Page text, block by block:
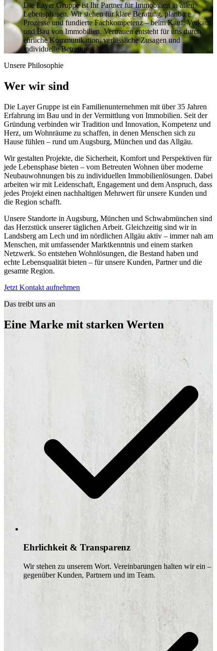
Die Layer Gruppe ist Ihr Partner für Immobilien in allen
Lebensphasen. Wir stehen für klare Beratung, planbare
Prozesse und fundierte Fachkompetenz – beim Kauf, Verkauf
und Bau von Immobilien. Vertrauen entsteht für uns durch
ehrliche Kommunikation, verlässliche Zusagen und
individuelle Betreuung.
Unsere Philosophie
Wer wir sind
Die Layer Gruppe ist ein Familienunternehmen mit über 35 Jahren
Erfahrung im Bau und in der Vermittlung von Immobilien. Seit der
Gründung verbinden wir Tradition und Innovation, Kompetenz und
Herz, um Wohnräume zu schaffen, in denen Menschen sich zu
Hause fühlen – rund um Augsburg, München und das Allgäu.
Wir gestalten Projekte, die Sicherheit, Komfort und Perspektiven für
jede Lebensphase bieten – vom Betreuten Wohnen über moderne
Neubauwohnungen bis zu individuellen Immobilienlösungen. Dabei
arbeiten wir mit Leidenschaft, Engagement und dem Anspruch, dass
jedes Projekt einen nachhaltigen Mehrwert für unsere Kunden und
die Region schafft.
Unsere Standorte in Augsburg, München und Schwabmünchen sind
das Herzstück unserer täglichen Arbeit. Gleichzeitig sind wir in
Landsberg am Lech und im nördlichen Allgäu aktiv – immer nah am
Menschen, mit umfassender Marktkenntnis und einem starken
Netzwerk. So entstehen Wohnlösungen, die Bestand haben und
echte Lebensqualität bieten – für unsere Kunden, Partner und die
gesamte Region.
Jetzt Kontakt aufnehmen
Das treibt uns an
Eine Marke mit starken Werten
Ehrlichkeit & Transparenz
Wir stehen zu unserem Wort. Vereinbarungen halten wir ein –
gegenüber Kunden, Partnern und im Team.